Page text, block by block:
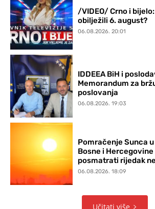
/VIDEO/ Crno i
obilježili 6. august?
06.08.2026. 20:01
IDDEEA BiH i
Memorandum za
poslovanja
06.08.2026. 19:03
Pomračenje Sunca
Bosne i
posmatrati rijedak
06.08.2026. 18:09
Učitati više